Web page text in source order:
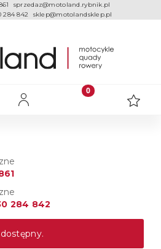
sprzedaz@motoland.rybnik.pl
284 842 sklep@motolandsklep.pl
284 842